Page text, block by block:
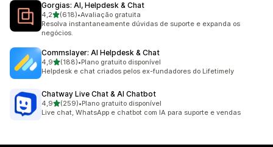
Gorgias: AI, Helpdesk & Chat
4,2de 5 estrelas
(618)
618 avaliações ao todo
•Avaliação gratuita
Resolva instantaneamente dúvidas de suporte e expanda os
negócios.
Commslayer: AI Helpdesk & Chat
4,9de 5 estrelas
(188)
188 avaliações ao todo
•Plano gratuito disponível
Helpdesk e chat criados pelos ex-fundadores do Lifetimely
Chatway Live Chat & AI Chatbot
4,9de 5 estrelas
(259)
259 avaliações ao todo
•Plano gratuito disponível
Live chat, WhatsApp e chatbot com IA para suporte e vendas